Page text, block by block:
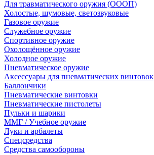
Для травматического оружия (ОООП)
Холостые, шумовые, светозвуковые
Газовое оружие
Служебное оружие
Спортивное оружие
Охолощённое оружие
Холодное оружие
Пневматическое оружие
Аксессуары для пневматических винтовок
Баллончики
Пневматические винтовки
Пневматические пистолеты
Пульки и шарики
ММГ / Учебное оружие
Луки и арбалеты
Спецсредства
Средства самообороны